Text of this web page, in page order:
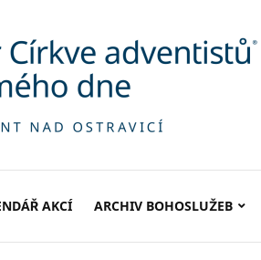
AKCÍ ARCHIV BOHOSLUŽEB